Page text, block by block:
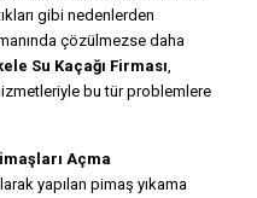
gibi nedenlerden
çözülmezse daha
Su Kaçağı Firması
bu tür problemlere
Açma
yapılan pimaş yıkama